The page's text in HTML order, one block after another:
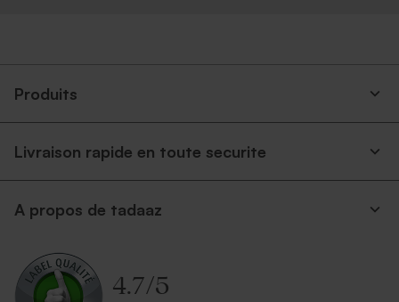
Produits
Livraison rapide en toute securite
A propos de tadaaz
4.7/5